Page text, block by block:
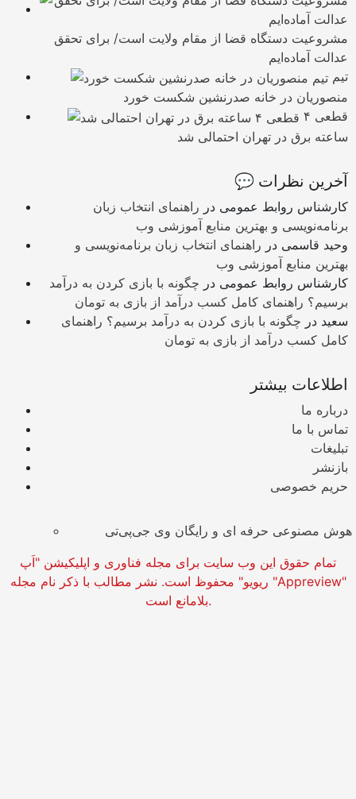
مشروعیت دستگاه قضا از مقام ولایت است/ برای تحقق
عدالت آماده‌ایم
تیم
منصوریان در خانه صدرنشین شکست خورد
قطعی ۴
ساعته برق در تهران احتمالی شد
💬 آخرین نظرات
کارشناس روابط عمومی در راهنمای انتخاب زبان
برنامه‌نویسی و بهترین منابع آموزشی وب
وحید قاسمی در راهنمای انتخاب زبان برنامه‌نویسی و
بهترین منابع آموزشی وب
کارشناس روابط عمومی در چگونه با بازی کردن به درآمد
برسیم؟ راهنمای کامل کسب درآمد از بازی به تومان
سعید در چگونه با بازی کردن به درآمد برسیم؟ راهنمای
کامل کسب درآمد از بازی به تومان
اطلاعات بیشتر
درباره ما
تماس با ما
تبلیغات
بازنشر
حریم خصوصی
هوش مصنوعی حرفه ای و رایگان وی جی‌پی‌تی
تمام حقوق این وب سایت برای مجله فناوری و اپلیکیشن "اَپ
ریویو" محفوظ است. نشر مطالب با ذکر نام مجله "Appreview"
بلامانع است.